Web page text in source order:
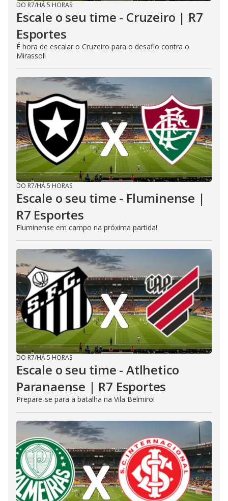
DO R7/HÁ 5 HORAS
Escale o seu time - Cruzeiro | R7
Esportes
É hora de escalar o Cruzeiro para o desafio contra o
Mirassol!
DO R7/HÁ 5 HORAS
Escale o seu time - Fluminense |
R7 Esportes
Fluminense em campo na próxima partida!
DO R7/HÁ 5 HORAS
Escale o seu time - Atlhetico
Paranaense | R7 Esportes
Prepare-se para a batalha na Vila Belmiro!